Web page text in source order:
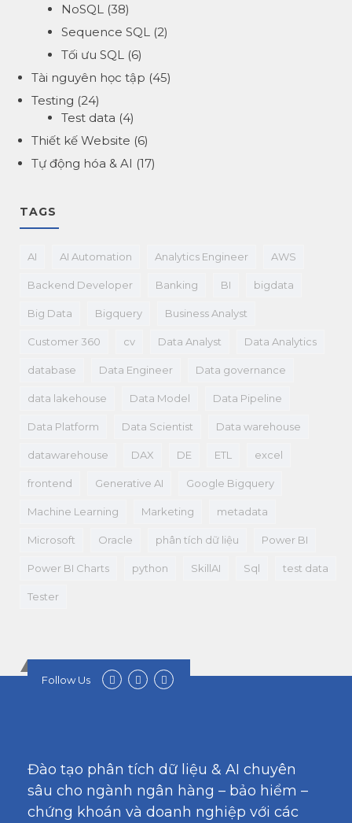
NoSQL
(38)
Sequence SQL
(2)
Tối ưu SQL
(6)
Tài nguyên học tập (45)
Testing (24)
Test data (4)
Thiết kế Website (6)
Tự động hóa & AI (17)
TAGS
AI AI Automation Analytics Engineer AWS
Backend Developer Banking BI bigdata
Big Data Bigquery Business Analyst
Customer 360 cv Data Analyst Data Analytics
database Data Engineer Data governance
data lakehouse Data Model Data Pipeline
Data Platform Data Scientist Data warehouse
datawarehouse DAX DE ETL excel
frontend Generative AI Google Bigquery
Machine Learning Marketing metadata
Microsoft Oracle phân tích dữ liệu Power BI
Power BI Charts python SkillAI Sql test data
Tester
Follow Us
Đào tạo phân tích dữ liệu & AI chuyên
sâu cho ngành ngân hàng – bảo hiểm –
chứng khoán và doanh nghiệp với các